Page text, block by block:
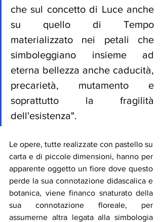
che sul concetto di Luce anche
su quello di Tempo
materializzato nei petali che
simboleggiano insieme ad
eterna bellezza anche caducità,
precarietà, mutamento e
soprattutto la fragilità
dell'esistenza".
Le opere, tutte realizzate con pastello su
carta e di piccole dimensioni, hanno per
apparente oggetto un fiore dove questo
perde la sua connotazione didascalica e
botanica, viene financo snaturato della
sua connotazione floreale, per
assumerne altra legata alla simbologia